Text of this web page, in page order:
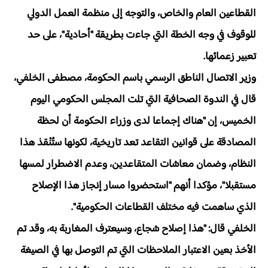
القطاعين العام والخاص، والتوجه إلى منظمة العمل الدولي
للوقوف في وجه الخطة التي جاءت بطريقة "أحادية"، على حد
تعبير زعمائها.
وزير الاتصال الناطق الرسمي باسم الحكومة، مصطفى الخلفي،
قال في الندوة الصحافية التي تلت المجلس الحكومي اليوم
الخميس، إن "هناك إجماعا لدى وزراء الحكومة أن لحظة
المصادقة على قوانين التقاعد تعد تاريخية، لكونها ستُنْقذ هذا
النظام، وضمان معاشات المتقاعدين، وعدم الاضطرار لمسها
مستقبلا"، مؤكدا أنهم "استحضروا مسار إنجاز هذا الإصلاح
الذي ساهمت فيه مختلف القطاعات الحكومية".
الخلفي قال: "هذا إصلاح شجاع، وسيعترف المغاربة به، وقد تم
الأخذ بعين الاعتبار الملاحظات التي تم التوصل بها في الصيغة